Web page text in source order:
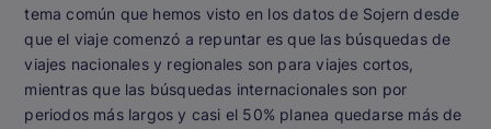
tema común que hemos visto en los datos de Sojern desde
que el viaje comenzó a repuntar es que las búsquedas de
viajes nacionales y regionales son para viajes cortos,
mientras que las búsquedas internacionales son por
periodos más largos y casi el 50% planea quedarse más de